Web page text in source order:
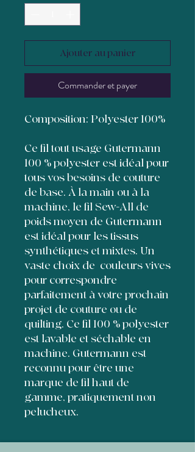
Ajouter au panier
Commander et payer
Composition: Polyester 100%
Ce fil tout usage Gutermann
100 % polyester est idéal pour
tous vos besoins de couture
de base. À la main ou à la
machine, le fil Sew-All de
poids moyen de Gutermann
est idéal pour les tissus
synthétiques et mixtes. Un
vaste choix de couleurs vives
pour correspondre
parfaitement à votre prochain
projet de couture ou de
quilting. Ce fil 100 % polyester
est lavable et séchable en
machine. Gutermann est
reconnu pour être une
marque de fil haut de
gamme, pratiquement non
pelucheux.